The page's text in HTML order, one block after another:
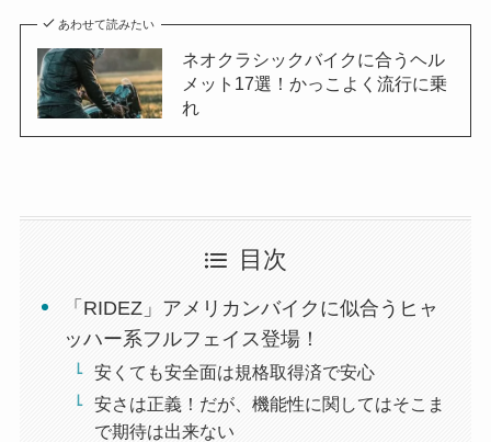
あわせて読みたい
ネオクラシックバイクに合うヘル
メット17選！かっこよく流行に乗
れ
目次
「RIDEZ」アメリカンバイクに似合うヒャ
ッハー系フルフェイス登場！
安くても安全面は規格取得済で安心
安さは正義！だが、機能性に関してはそこま
で期待は出来ない